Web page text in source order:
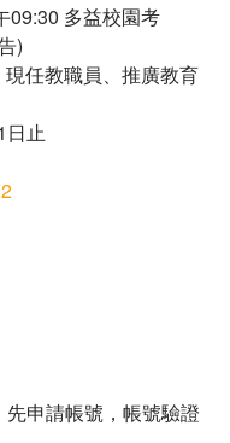
09:30 多益校園考
)
任教職員、推廣教育
日止
申請帳號，帳號驗證